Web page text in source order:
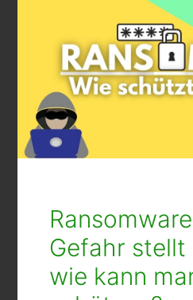
Gefahr stellt
wie kann